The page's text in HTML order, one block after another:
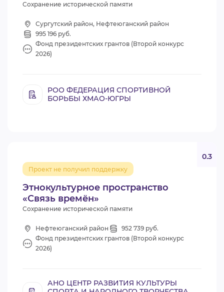
Сохранение исторической памяти
Сургутский район, Нефтеюганский район
995 196 руб.
Фонд президентских грантов (Второй конкурс
2026)
РОО ФЕДЕРАЦИЯ СПОРТИВНОЙ
БОРЬБЫ ХМАО-ЮГРЫ
Этнокультурное пространство
«Связь времён»
Проект не получил поддержку
0.3
Сохранение исторической памяти
Нефтеюганский район
952 739 руб.
Фонд президентских грантов (Второй конкурс
2026)
АНО ЦЕНТР РАЗВИТИЯ КУЛЬТУРЫ